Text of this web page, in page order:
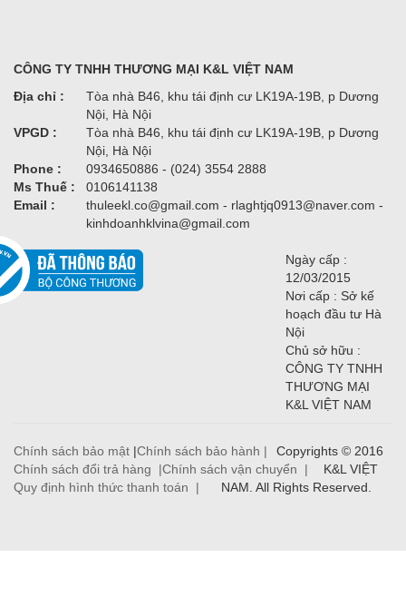
CÔNG TY TNHH THƯƠNG MẠI K&L VIỆT NAM
Địa chỉ :
Tòa nhà B46, khu tái định cư LK19A-19B, p Dương
Nội, Hà Nội
VPGD :
Tòa nhà B46, khu tái định cư LK19A-19B, p Dương
Nội, Hà Nội
Phone :
0934650886 - (024) 3554 2888
Ms Thuế :
0106141138
Email :
thuleekl.co@gmail.com - rlaghtjq0913@naver.com -
kinhdoanhklvina@gmail.com
Ngày cấp :
12/03/2015
Nơi cấp : Sở kế
hoạch đầu tư Hà
Nội
Chủ sở hữu :
CÔNG TY TNHH
THƯƠNG MẠI
K&L VIỆT NAM
Chính sách bảo mật |Chính sách bảo hành |
Chính sách đổi trả hàng |Chính sách vận chuyển |
Quy định hình thức thanh toán |
Copyrights © 2016
K&L VIỆT
NAM. All Rights Reserved.